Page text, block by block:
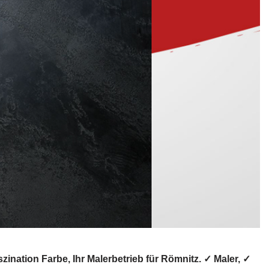
Farbe, Ihr Malerbetrieb für Römnitz. ✓ Maler, ✓